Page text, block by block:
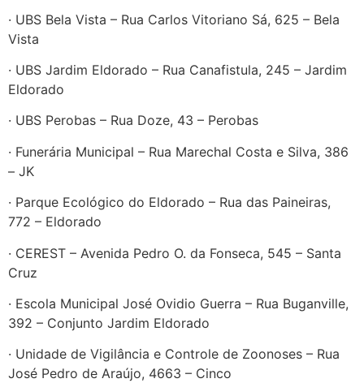
· UBS Bela Vista – Rua Carlos Vitoriano Sá, 625 – Bela
Vista
· UBS Jardim Eldorado – Rua Canafistula, 245 – Jardim
Eldorado
· UBS Perobas – Rua Doze, 43 – Perobas
· Funerária Municipal – Rua Marechal Costa e Silva, 386
– JK
· Parque Ecológico do Eldorado – Rua das Paineiras,
772 – Eldorado
· CEREST – Avenida Pedro O. da Fonseca, 545 – Santa
Cruz
· Escola Municipal José Ovidio Guerra – Rua Buganville,
392 – Conjunto Jardim Eldorado
· Unidade de Vigilância e Controle de Zoonoses – Rua
José Pedro de Araújo, 4663 – Cinco